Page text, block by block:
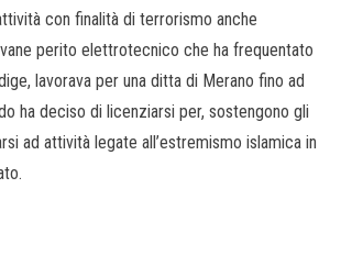
con finalità di terrorismo anche
perito elettrotecnico che ha frequentato
lavorava per una ditta di Merano fino ad
ha deciso di licenziarsi per, sostengono gli
ad attività legate all’estremismo islamica in